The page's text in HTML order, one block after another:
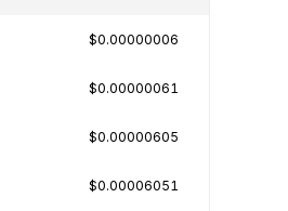
$0.00000006
$0.00000061
$0.00000605
$0.00006051